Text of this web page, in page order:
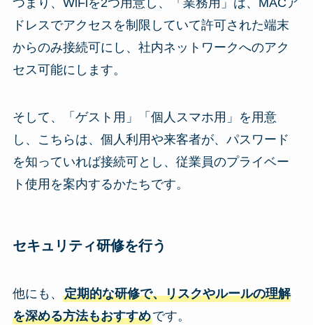
ドレスでアクセスを制限していて許可された端末
からのみ接続可にし、社内ネットワークへのアク
セス可能にします。
そして、「ゲスト用」「個人スマホ用」を用意
し、こちらは、個人利用や来客者が、パスワード
を知っていれば接続可とし、従業員のプライベー
ト使用を案内するかたちです。
セキュリティ研修を行う
他にも、 定期的な研修で、リスクやルールの理解
を深める方法もおすすめです。